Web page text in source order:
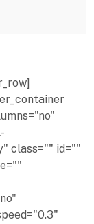
class="" id=""